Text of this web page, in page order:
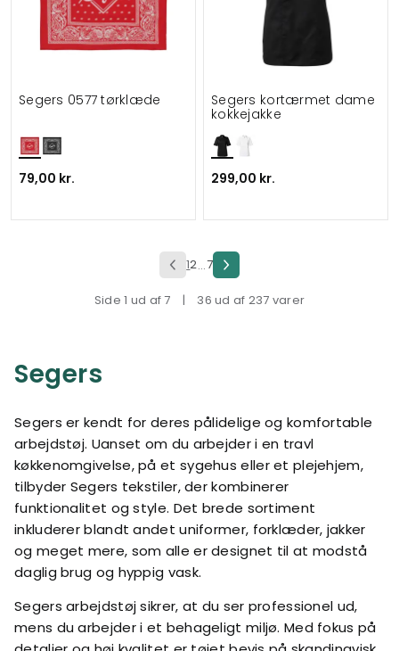
Segers 0577 tørklæde
79,00 kr.
Segers kortærmet dame
kokkejakke
299,00 kr.
12...7
Side 1 ud af 7 | 36 ud af 237 varer
Segers
Segers er kendt for deres pålidelige og komfortable
arbejdstøj. Uanset om du arbejder i en travl
køkkenomgivelse, på et sygehus eller et plejehjem,
tilbyder Segers tekstiler, der kombinerer
funktionalitet og style. Det brede sortiment
inkluderer blandt andet uniformer, forklæder, jakker
og meget mere, som alle er designet til at modstå
daglig brug og hyppig vask.
Segers arbejdstøj sikrer, at du ser professionel ud,
mens du arbejder i et behageligt miljø. Med fokus på